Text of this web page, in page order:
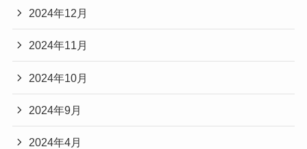
2024年12月
2024年11月
2024年10月
2024年9月
2024年4月